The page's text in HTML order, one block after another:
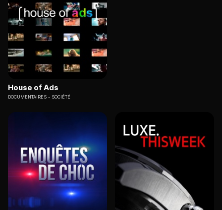
House of Ads
DOCUMENTAIRES SOCIÉTÉ